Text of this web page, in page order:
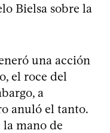
Bielsa sobre la
una acción
el roce del
a
anuló el tanto.
mano de